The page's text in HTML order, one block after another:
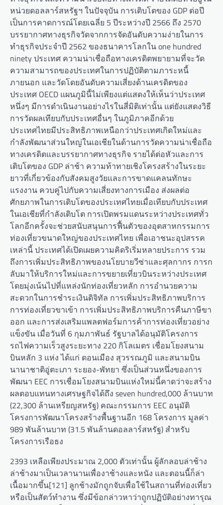
หน่วยดอลลาร์สหรัฐฯ ในปัจจุบัน การเติบโตของ GDP ต่อปี
เป็นการคาดการณ์โดยเฉลี่ย 5 ปีระหว่างปี 2566 ถึง 2570
บรรยากาศทางธุรกิจวัดจากการจัดอันดับความง่ายในการ
ทำธุรกิจประจำปี 2562 ของธนาคารโลกใน one hundred
ninety ประเทศ ความน่าเชื่อถือทางเครดิตพยายามที่จะวัด
ความสามารถของประเทศในการปฏิบัติตามภาระหนี้
ภายนอก และวัดโดยอันดับความเสี่ยงด้านเครดิตของ
ประเทศ OECD แผนภูมินี้ไม่เพียงแต่แสดงให้เห็นว่าประเทศ
หนึ่งๆ มีการดำเนินงานอย่างไรในสี่มิติเท่านั้น แต่ยังแสดงวิธี
การวัดผลเทียบกับประเทศอื่นๆ ในภูมิภาคอีกด้วย
ประเทศไทยมีประสิทธิภาพเหนือกว่าประเทศเกิดใหม่และ
กำลังพัฒนาส่วนใหญ่ในเอเชียในด้านการวัดความน่าเชื่อถือ
ทางเครดิตและบรรยากาศทางธุรกิจ รายได้ต่อหัวและการ
เติบโตของ GDP ล่าช้า ความท้าทายเชิงโครงสร้างในระยะ
ยาวที่เกี่ยวข้องกับสังคมสูงวัยและการขาดแคลนทักษะ
แรงงาน ควบคู่ไปกับความเสี่ยงทางการเมือง ส่งผลต่อ
ศักยภาพในการเติบโตของประเทศไทยเมื่อเทียบกับประเทศ
ในเอเชียที่กำลังเติบโต การเปิดพรมแดนระหว่างประเทศทั่ว
โลกอีกครั้งจะช่วยสนับสนุนการฟื้นตัวของอุตสาหกรรมการ
ท่องเที่ยวขนาดใหญ่ของประเทศไทย เพื่อเอาชนะอุปสรรค
เหล่านี้ ประเทศได้เปิดเผยความคิดริเริ่มหลายประการ รวม
ถึงการเพิ่มประสิทธิภาพของนโยบายวีซ่าและศุลกากร การก
ลับมาให้บริการใหม่และการขยายเที่ยวบินระหว่างประเทศ
โดยมุ่งเน้นไปที่แหล่งนักท่องเที่ยวหลัก การอำนวยความ
สะดวกในการชำระเงินดิจิทัล การเพิ่มประสิทธิภาพบริการ
การท่องเที่ยวขาเข้า การเพิ่มประสิทธิภาพบริการคืนภาษีขา
ออก และการส่งเสริมแพลตฟอร์มการค้าการท่องเที่ยวอย่าง
แข็งขัน เมื่อวันที่ 6 กุมภาพันธ์ รัฐบาลได้อนุมัติโครงการ
รถไฟความเร็วสูงระยะทาง 220 กิโลเมตร เชื่อมโยงสนาม
บินหลัก 3 แห่ง ได้แก่ ดอนเมือง สุวรรณภูมิ และสนามบิน
นานาชาติอู่ตะเภา ระยอง-พัทยา ซึ่งเป็นส่วนหนึ่งของการ
พัฒนา EEC การเชื่อมโยงสนามบินแห่งใหม่นี้คาดว่าจะสร้าง
ผลตอบแทนทางเศรษฐกิจได้ถึง seven hundred,000 ล้านบาท
(22,300 ล้านเหรียญสหรัฐ) คณะกรรมการ EEC อนุมัติ
โครงการพัฒนาโครงสร้างพื้นฐานอีก 168 โครงการ มูลค่า
989 พันล้านบาท (31.5 พันล้านดอลลาร์สหรัฐ) สำหรับ
โครงการเรือธง
2393 เหลือเพียงประมาณ 2,000 ตัวเท่านั้น ผู้ลักลอบล่าช้าง
ล่าช้างมาเป็นเวลานานเพื่องาช้างและหนัง และตอนนี้ก็ล่า
เนื้อมากขึ้น[121] ลูกช้างมักถูกจับเพื่อใช้ในสถานที่ท่องเที่ยว
หรือเป็นสัตว์ทำงาน ซึ่งมีข้อกล่าวหาว่าถูกปฏิบัติอย่างทารุณ